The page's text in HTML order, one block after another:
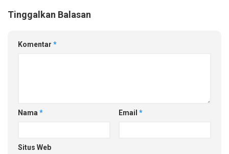
Tinggalkan Balasan
Komentar *
Nama * Email *
Situs Web